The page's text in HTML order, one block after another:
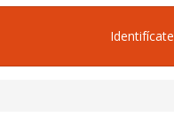
Identifícate